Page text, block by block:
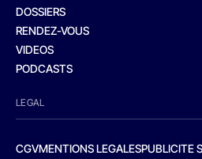
DOSSIERS
RENDEZ-VOUS
VIDEOS
PODCASTS
LEGAL
CGVMENTIONS LEGALESPUBLICITE